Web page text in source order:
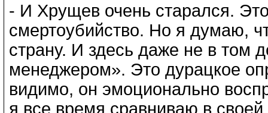
- И Хрущев очень старался.
смертоубийство. Но я думаю,
страну. И здесь даже не в том
менеджером». Это дурацкое
видимо, он эмоционально
я все время сравниваю в